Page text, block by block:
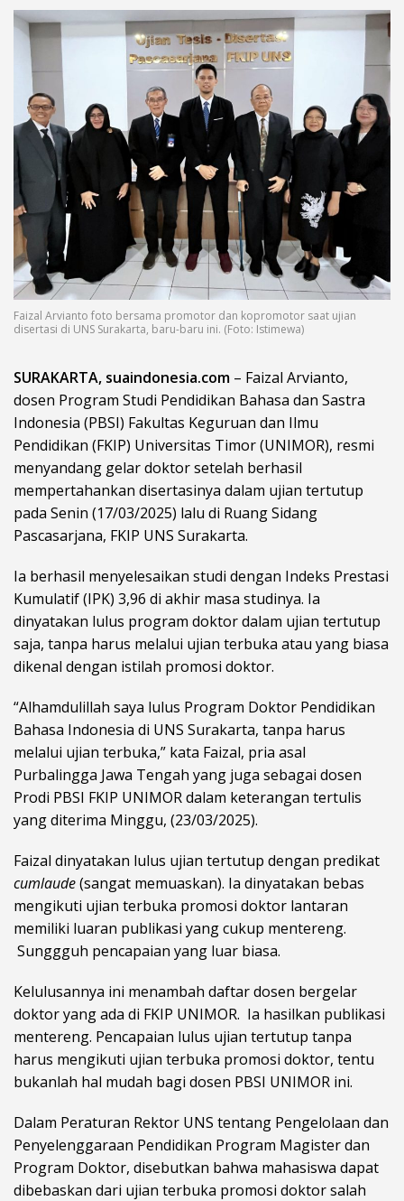
Faizal Arvianto foto bersama promotor dan kopromotor saat ujian
disertasi di UNS Surakarta, baru-baru ini. (Foto: Istimewa)
SURAKARTA, suaindonesia.com – Faizal Arvianto,
dosen Program Studi Pendidikan Bahasa dan Sastra
Indonesia (PBSI) Fakultas Keguruan dan Ilmu
Pendidikan (FKIP) Universitas Timor (UNIMOR), resmi
menyandang gelar doktor setelah berhasil
mempertahankan disertasinya dalam ujian tertutup
pada Senin (17/03/2025) lalu di Ruang Sidang
Pascasarjana, FKIP UNS Surakarta.
Ia berhasil menyelesaikan studi dengan Indeks Prestasi
Kumulatif (IPK) 3,96 di akhir masa studinya. Ia
dinyatakan lulus program doktor dalam ujian tertutup
saja, tanpa harus melalui ujian terbuka atau yang biasa
dikenal dengan istilah promosi doktor.
“Alhamdulillah saya lulus Program Doktor Pendidikan
Bahasa Indonesia di UNS Surakarta, tanpa harus
melalui ujian terbuka,” kata Faizal, pria asal
Purbalingga Jawa Tengah yang juga sebagai dosen
Prodi PBSI FKIP UNIMOR dalam keterangan tertulis
yang diterima Minggu, (23/03/2025).
Faizal dinyatakan lulus ujian tertutup dengan predikat
cumlaude(sangat memuaskan). Ia dinyatakan bebas
mengikuti ujian terbuka promosi doktor lantaran
memiliki luaran publikasi yang cukup mentereng.
Sunggguh pencapaian yang luar biasa.
Kelulusannya ini menambah daftar dosen bergelar
doktor yang ada di FKIP UNIMOR. Ia hasilkan publikasi
mentereng. Pencapaian lulus ujian tertutup tanpa
harus mengikuti ujian terbuka promosi doktor, tentu
bukanlah hal mudah bagi dosen PBSI UNIMOR ini.
Dalam Peraturan Rektor UNS tentang Pengelolaan dan
Penyelenggaraan Pendidikan Program Magister dan
Program Doktor, disebutkan bahwa mahasiswa dapat
dibebaskan dari ujian terbuka promosi doktor salah